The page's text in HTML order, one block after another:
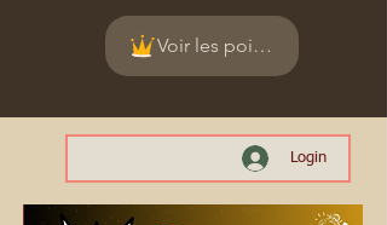
Voir les points
Login